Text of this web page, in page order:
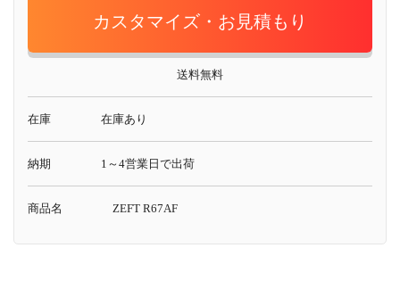
カスタマイズ・お見積もり
送料無料
在庫 在庫あり
納期 1～4営業日で出荷
商品名 ZEFT R67AF